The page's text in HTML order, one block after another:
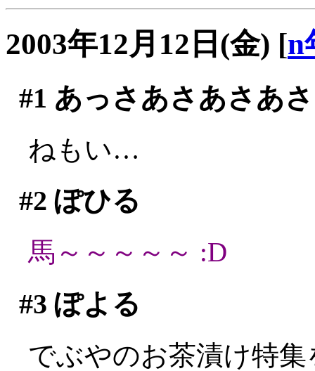
2003年12月12日(金) [n
#1 あっさあさあさあ
ねもい…
#2 ぽひる
馬～～～～～ :D
#3 ぽよる
でぶやのお茶漬け特集